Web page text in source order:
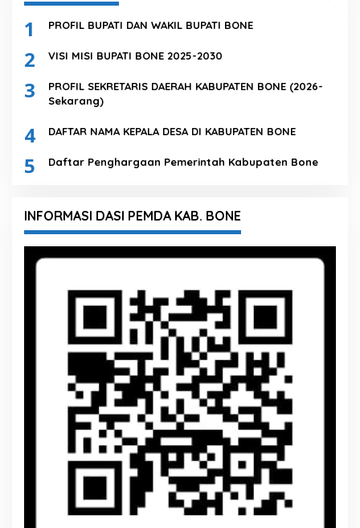
1 PROFIL BUPATI DAN WAKIL BUPATI BONE
2 VISI MISI BUPATI BONE 2025-2030
3
PROFIL SEKRETARIS DAERAH KABUPATEN BONE (2026-
Sekarang)
4 DAFTAR NAMA KEPALA DESA DI KABUPATEN BONE
5 Daftar Penghargaan Pemerintah Kabupaten Bone
INFORMASI DASI PEMDA KAB. BONE